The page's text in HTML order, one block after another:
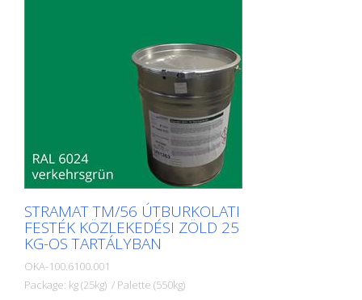
STRAMAT TM/56 ÚTBURKOLATI
FESTÉK KÖZLEKEDÉSI ZÖLD 25
KG-OS TARTÁLYBAN
OKA-100.6100.001
Package: kg (25kg) / Palette (550kg)